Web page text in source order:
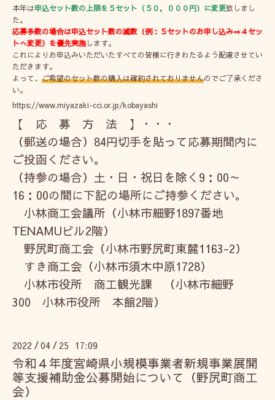
本年は申込セット数の上限を５セット（５０，０００円）に変更致しまし
た。
応募多数の場合は申込セット数の減数（例：５セットのお申し込み⇒４セッ
トへ変更）を優先実施します。
これによりお申込みいただいたすべての皆様に行きわたるよう配慮させてい
ただきます。
よって、 ご希望のセット数の購入は確約されておりませんのでご了承くださ
い。
https://www.miyazaki-cci.or.jp/kobayashi
【 応 募 方 法 】・・・
（郵送の場合）84円切手を貼って応募期間内に
ご投函ください。
（持参の場合）土・日・祝日を除く9：00～
16：00の間に下記の場所にご持参ください。
小林商工会議所（小林市細野1897番地
TENAMUビル2階）
野尻町商工会（小林市野尻町東麓1163-2）
すき商工会（小林市須木中原1728）
小林市役所 商工観光課 （小林市細野
300 小林市役所 本館2階）
2022 /04 / 25 17:09
令和４年度宮崎県小規模事業者新規事業展開
等支援補助金公募開始について（野尻町商工
会）